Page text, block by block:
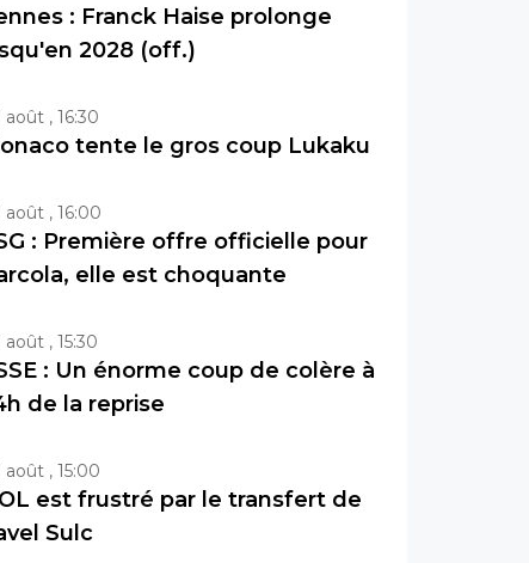
: Franck Haise prolonge
2028 (off.)
août , 16:30
tente le gros coup Lukaku
août , 16:00
: Première offre officielle pour
elle est choquante
août , 15:30
: Un énorme coup de colère à
de la reprise
août , 15:00
est frustré par le transfert de
Sulc